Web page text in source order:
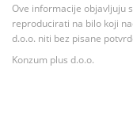
Ove informacije objavljuju
reproducirati na bilo koji
d.o.o. niti bez pisane
Konzum plus d.o.o.